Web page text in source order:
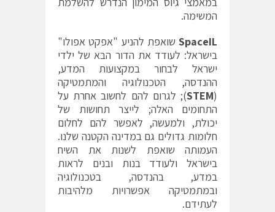
המשימה.
SpaceIL שואפת להניע "אפקט אפולו"
בישראל: לעודד את הדור הבא של ילדי
ישראל לבחור במקצועות המדע,
ההנדסה, הטכנולוגיה והמתמטיקה
(
STEM); לגרום להם לחשוב אחרת על
התחומים האלה; לייצר תחושות של
יכולת, ולמעשה, לאפשר להם לחלום
חלומות גדולים גם במדינה הקטנה שלנו.
העמותה שואפת לשנות את השיח
בישראל ולעודד בנות ובנים לראות
במדע, בהנדסה, בטכנולוגיה
ובמתמטיקה אפשרויות מלהיבות
לעתידם.